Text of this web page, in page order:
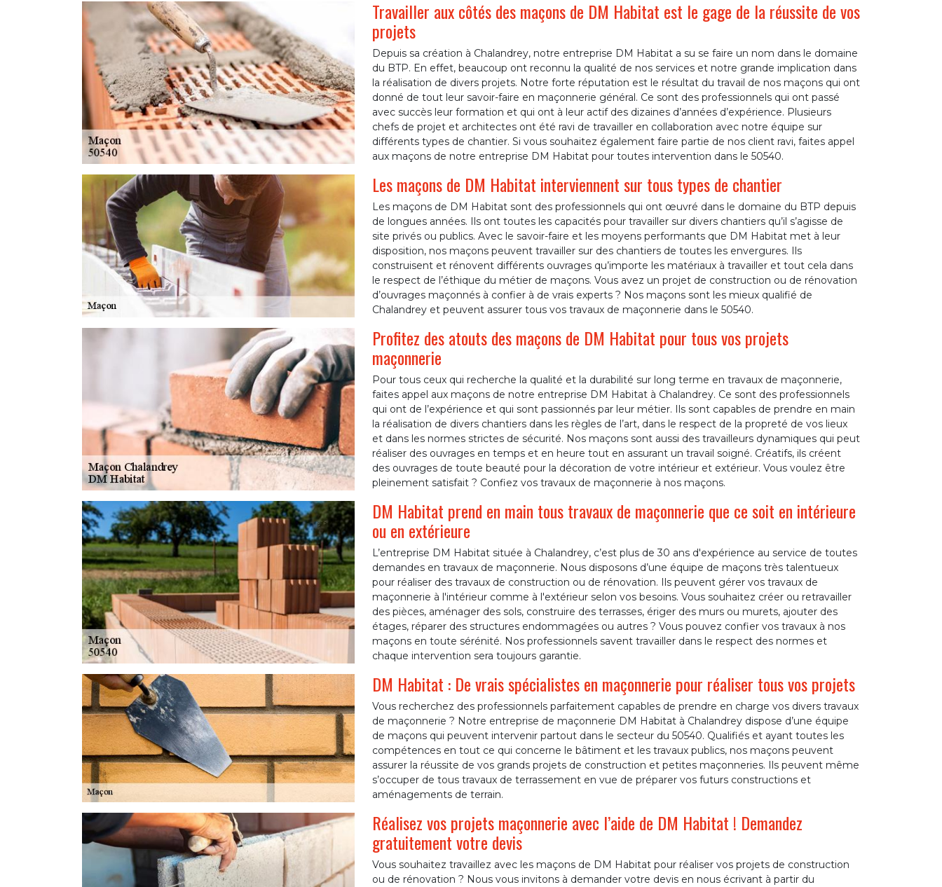
Travailler aux côtés des maçons de DM Habitat est le gage de la réussite de vos
projets
Depuis sa création à Chalandrey, notre entreprise DM Habitat a su se faire un nom dans le domaine
du BTP. En effet, beaucoup ont reconnu la qualité de nos services et notre grande implication dans
la réalisation de divers projets. Notre forte réputation est le résultat du travail de nos maçons qui ont
donné de tout leur savoir-faire en maçonnerie général. Ce sont des professionnels qui ont passé
avec succès leur formation et qui ont à leur actif des dizaines d’années d’expérience. Plusieurs
chefs de projet et architectes ont été ravi de travailler en collaboration avec notre équipe sur
différents types de chantier. Si vous souhaitez également faire partie de nos client ravi, faites appel
aux maçons de notre entreprise DM Habitat pour toutes intervention dans le 50540.
Les maçons de DM Habitat interviennent sur tous types de chantier
Les maçons de DM Habitat sont des professionnels qui ont œuvré dans le domaine du BTP depuis
de longues années. Ils ont toutes les capacités pour travailler sur divers chantiers qu’il s’agisse de
site privés ou publics. Avec le savoir-faire et les moyens performants que DM Habitat met à leur
disposition, nos maçons peuvent travailler sur des chantiers de toutes les envergures. Ils
construisent et rénovent différents ouvrages qu’importe les matériaux à travailler et tout cela dans
le respect de l’éthique du métier de maçons. Vous avez un projet de construction ou de rénovation
d’ouvrages maçonnés à confier à de vrais experts ? Nos maçons sont les mieux qualifié de
Chalandrey et peuvent assurer tous vos travaux de maçonnerie dans le 50540.
Profitez des atouts des maçons de DM Habitat pour tous vos projets
maçonnerie
Pour tous ceux qui recherche la qualité et la durabilité sur long terme en travaux de maçonnerie,
faites appel aux maçons de notre entreprise DM Habitat à Chalandrey. Ce sont des professionnels
qui ont de l’expérience et qui sont passionnés par leur métier. Ils sont capables de prendre en main
la réalisation de divers chantiers dans les règles de l’art, dans le respect de la propreté de vos lieux
et dans les normes strictes de sécurité. Nos maçons sont aussi des travailleurs dynamiques qui peut
réaliser des ouvrages en temps et en heure tout en assurant un travail soigné. Créatifs, ils créent
des ouvrages de toute beauté pour la décoration de votre intérieur et extérieur. Vous voulez être
pleinement satisfait ? Confiez vos travaux de maçonnerie à nos maçons.
DM Habitat prend en main tous travaux de maçonnerie que ce soit en intérieure
ou en extérieure
L’entreprise DM Habitat située à Chalandrey, c’est plus de 30 ans d'expérience au service de toutes
demandes en travaux de maçonnerie. Nous disposons d’une équipe de maçons très talentueux
pour réaliser des travaux de construction ou de rénovation. Ils peuvent gérer vos travaux de
maçonnerie à l'intérieur comme à l'extérieur selon vos besoins. Vous souhaitez créer ou retravailler
des pièces, aménager des sols, construire des terrasses, ériger des murs ou murets, ajouter des
étages, réparer des structures endommagées ou autres ? Vous pouvez confier vos travaux à nos
maçons en toute sérénité. Nos professionnels savent travailler dans le respect des normes et
chaque intervention sera toujours garantie.
DM Habitat : De vrais spécialistes en maçonnerie pour réaliser tous vos projets
Vous recherchez des professionnels parfaitement capables de prendre en charge vos divers travaux
de maçonnerie ? Notre entreprise de maçonnerie DM Habitat à Chalandrey dispose d’une équipe
de maçons qui peuvent intervenir partout dans le secteur du 50540. Qualifiés et ayant toutes les
compétences en tout ce qui concerne le bâtiment et les travaux publics, nos maçons peuvent
assurer la réussite de vos grands projets de construction et petites maçonneries. Ils peuvent même
s’occuper de tous travaux de terrassement en vue de préparer vos futurs constructions et
aménagements de terrain.
Réalisez vos projets maçonnerie avec l’aide de DM Habitat ! Demandez
gratuitement votre devis
Vous souhaitez travaillez avec les maçons de DM Habitat pour réaliser vos projets de construction
ou de rénovation ? Nous vous invitons à demander votre devis en nous écrivant à partir du